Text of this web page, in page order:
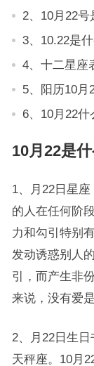
2、10月22号
3、10.22是
4、十二星座
5、阳历10月
6、10月22什
10月22是
1、月22日星
的人在任何阶
力和勾引特别
发动诱惑别人
引，而产生非
来说，没有爱
2、月22日生
天秤座。10月